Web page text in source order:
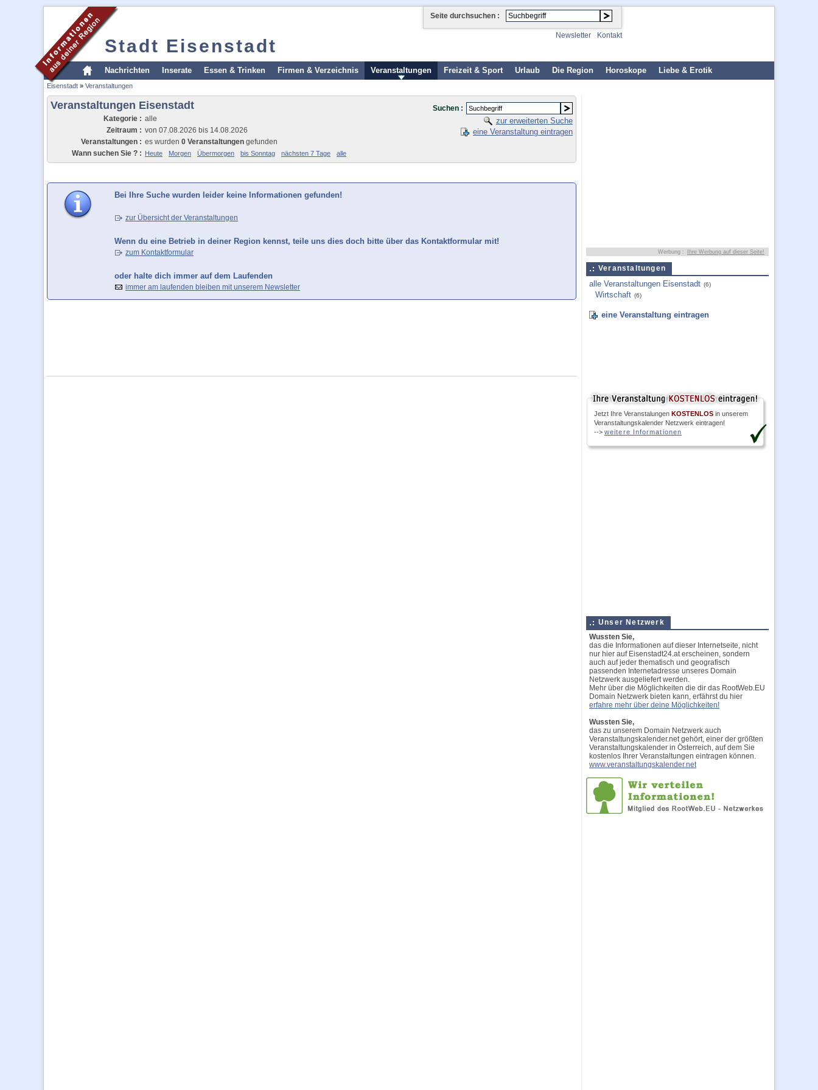
Stadt Eisenstadt
Seite durchsuchen :
Newsletter Kontakt
Nachrichten Inserate Essen & Trinken Firmen & Verzeichnis Veranstaltungen Freizeit & Sport Urlaub Die Region Horoskope Liebe & Erotik
Eisenstadt » Veranstaltungen
Veranstaltungen Eisenstadt
Kategorie : alle
Zeitraum : von 07.08.2026 bis 14.08.2026
Veranstaltungen : es wurden 0 Veranstaltungen gefunden
Wann suchen Sie ? : Heute Morgen Übermorgen bis Sonntag nächsten 7 Tage alle
Suchen :
zur erweiterten Suche
eine Veranstaltung eintragen
Bei Ihre Suche wurden leider keine Informationen gefunden!
zur Übersicht der Veranstaltungen
Wenn du eine Betrieb in deiner Region kennst, teile uns dies doch bitte über das Kontaktformular mit!
zum Kontaktformular
oder halte dich immer auf dem Laufenden
immer am laufenden bleiben mit unserem Newsletter
Werbung : Ihre Werbung auf dieser Seite!
Veranstaltungen
alle Veranstaltungen Eisenstadt (6)
Wirtschaft (6)
eine Veranstaltung eintragen
Jetzt Ihre Veranstalungen KOSTENLOS in unserem
Veranstaltungskalender Netzwerk eintragen!
--> weitere Informationen
Unser Netzwerk
Wussten Sie,
das die Informationen auf dieser Internetseite, nicht
nur hier auf Eisenstadt24.at erscheinen, sondern
auch auf jeder thematisch und geografisch
passenden Internetadresse unseres Domain
Netzwerk ausgeliefert werden.
Mehr über die Möglichkeiten die dir das RootWeb.EU
Domain Netzwerk bieten kann, erfährst du hier
erfahre mehr über deine Möglichkeiten!
Wussten Sie,
das zu unserem Domain Netzwerk auch
Veranstaltungskalender.net gehört, einer der größten
Veranstaltungskalender in Österreich, auf dem Sie
kostenlos Ihrer Veranstaltungen eintragen können.
www.veranstaltungskalender.net